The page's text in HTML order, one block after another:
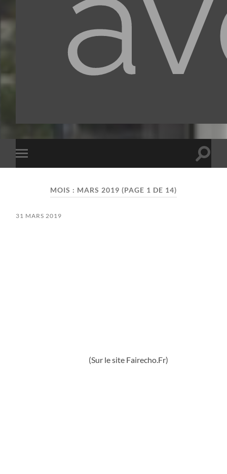
Toggle
mobile
Toggle
MOIS : MARS 2019 (PAGE 1 DE 14)
31 MARS 2019
(Sur le site Fairecho.Fr)